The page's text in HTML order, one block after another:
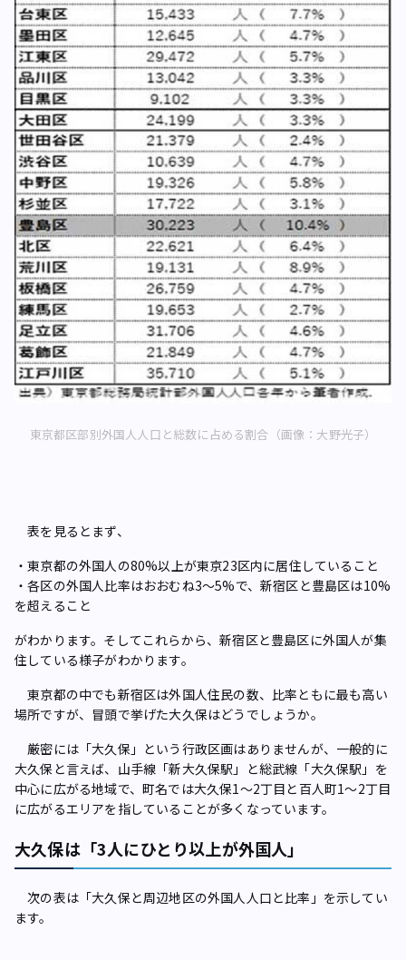
東京都区部別外国人人口と総数に占める割合（画像：大野光子）
表を見るとまず、
・東京都の外国人の80%以上が東京23区内に居住していること
・各区の外国人比率はおおむね3～5%で、新宿区と豊島区は10%
を超えること
がわかります。そしてこれらから、新宿区と豊島区に外国人が集
住している様子がわかります。
東京都の中でも新宿区は外国人住民の数、比率ともに最も高い
場所ですが、冒頭で挙げた大久保はどうでしょうか。
厳密には「大久保」という行政区画はありませんが、一般的に
大久保と言えば、山手線「新大久保駅」と総武線「大久保駅」を
中心に広がる地域で、町名では大久保1～2丁目と百人町1～2丁目
に広がるエリアを指していることが多くなっています。
大久保は「3人にひとり以上が外国人」
次の表は「大久保と周辺地区の外国人人口と比率」を示してい
ます。